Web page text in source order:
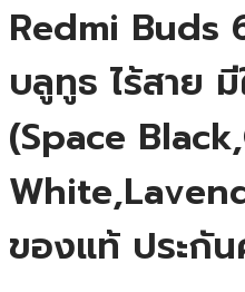
Redmi Buds
บลูทูธ ไร้สาย
(Space
ของแท้ ประกั